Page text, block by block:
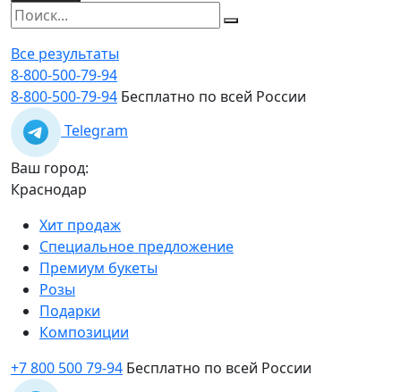
Все результаты
8-800-500-79-94
8-800-500-79-94 Бесплатно по всей России
Telegram
Ваш город:
Краснодар
Хит продаж
Специальное предложение
Премиум букеты
Розы
Подарки
Композиции
+7 800 500 79-94 Бесплатно по всей России